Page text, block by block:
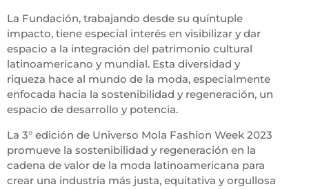
La Fundación, trabajando desde su quíntuple
impacto, tiene especial interés en visibilizar y dar
espacio a la integración del patrimonio cultural
latinoamericano y mundial. Esta diversidad y
riqueza hace al mundo de la moda, especialmente
enfocada hacia la sostenibilidad y regeneración, un
espacio de desarrollo y potencia.
La 3° edición de Universo Mola Fashion Week 2023
promueve la sostenibilidad y regeneración en la
cadena de valor de la moda latinoamericana para
crear una industria más justa, equitativa y orgullosa